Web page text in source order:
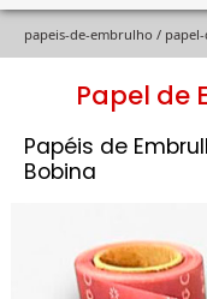
papeis-de-embrulho /
Papel de
Papéis de
Bobina